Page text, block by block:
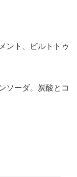
ント、ビルトトゥ
ソーダ。炭酸とコ